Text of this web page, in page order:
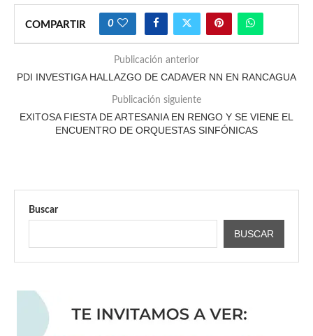
COMPARTIR 0
Publicación anterior
PDI INVESTIGA HALLAZGO DE CADAVER NN EN RANCAGUA
Publicación siguiente
EXITOSA FIESTA DE ARTESANIA EN RENGO Y SE VIENE EL
ENCUENTRO DE ORQUESTAS SINFÓNICAS
Buscar
BUSCAR